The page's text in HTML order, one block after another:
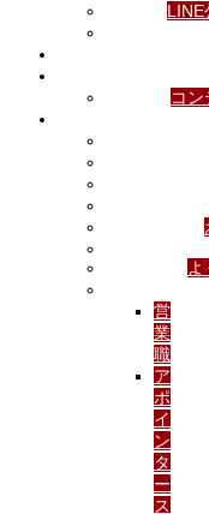
LINE
コン
よ
営
業
職
ア
ポ
イ
ン
タ
ー
ス